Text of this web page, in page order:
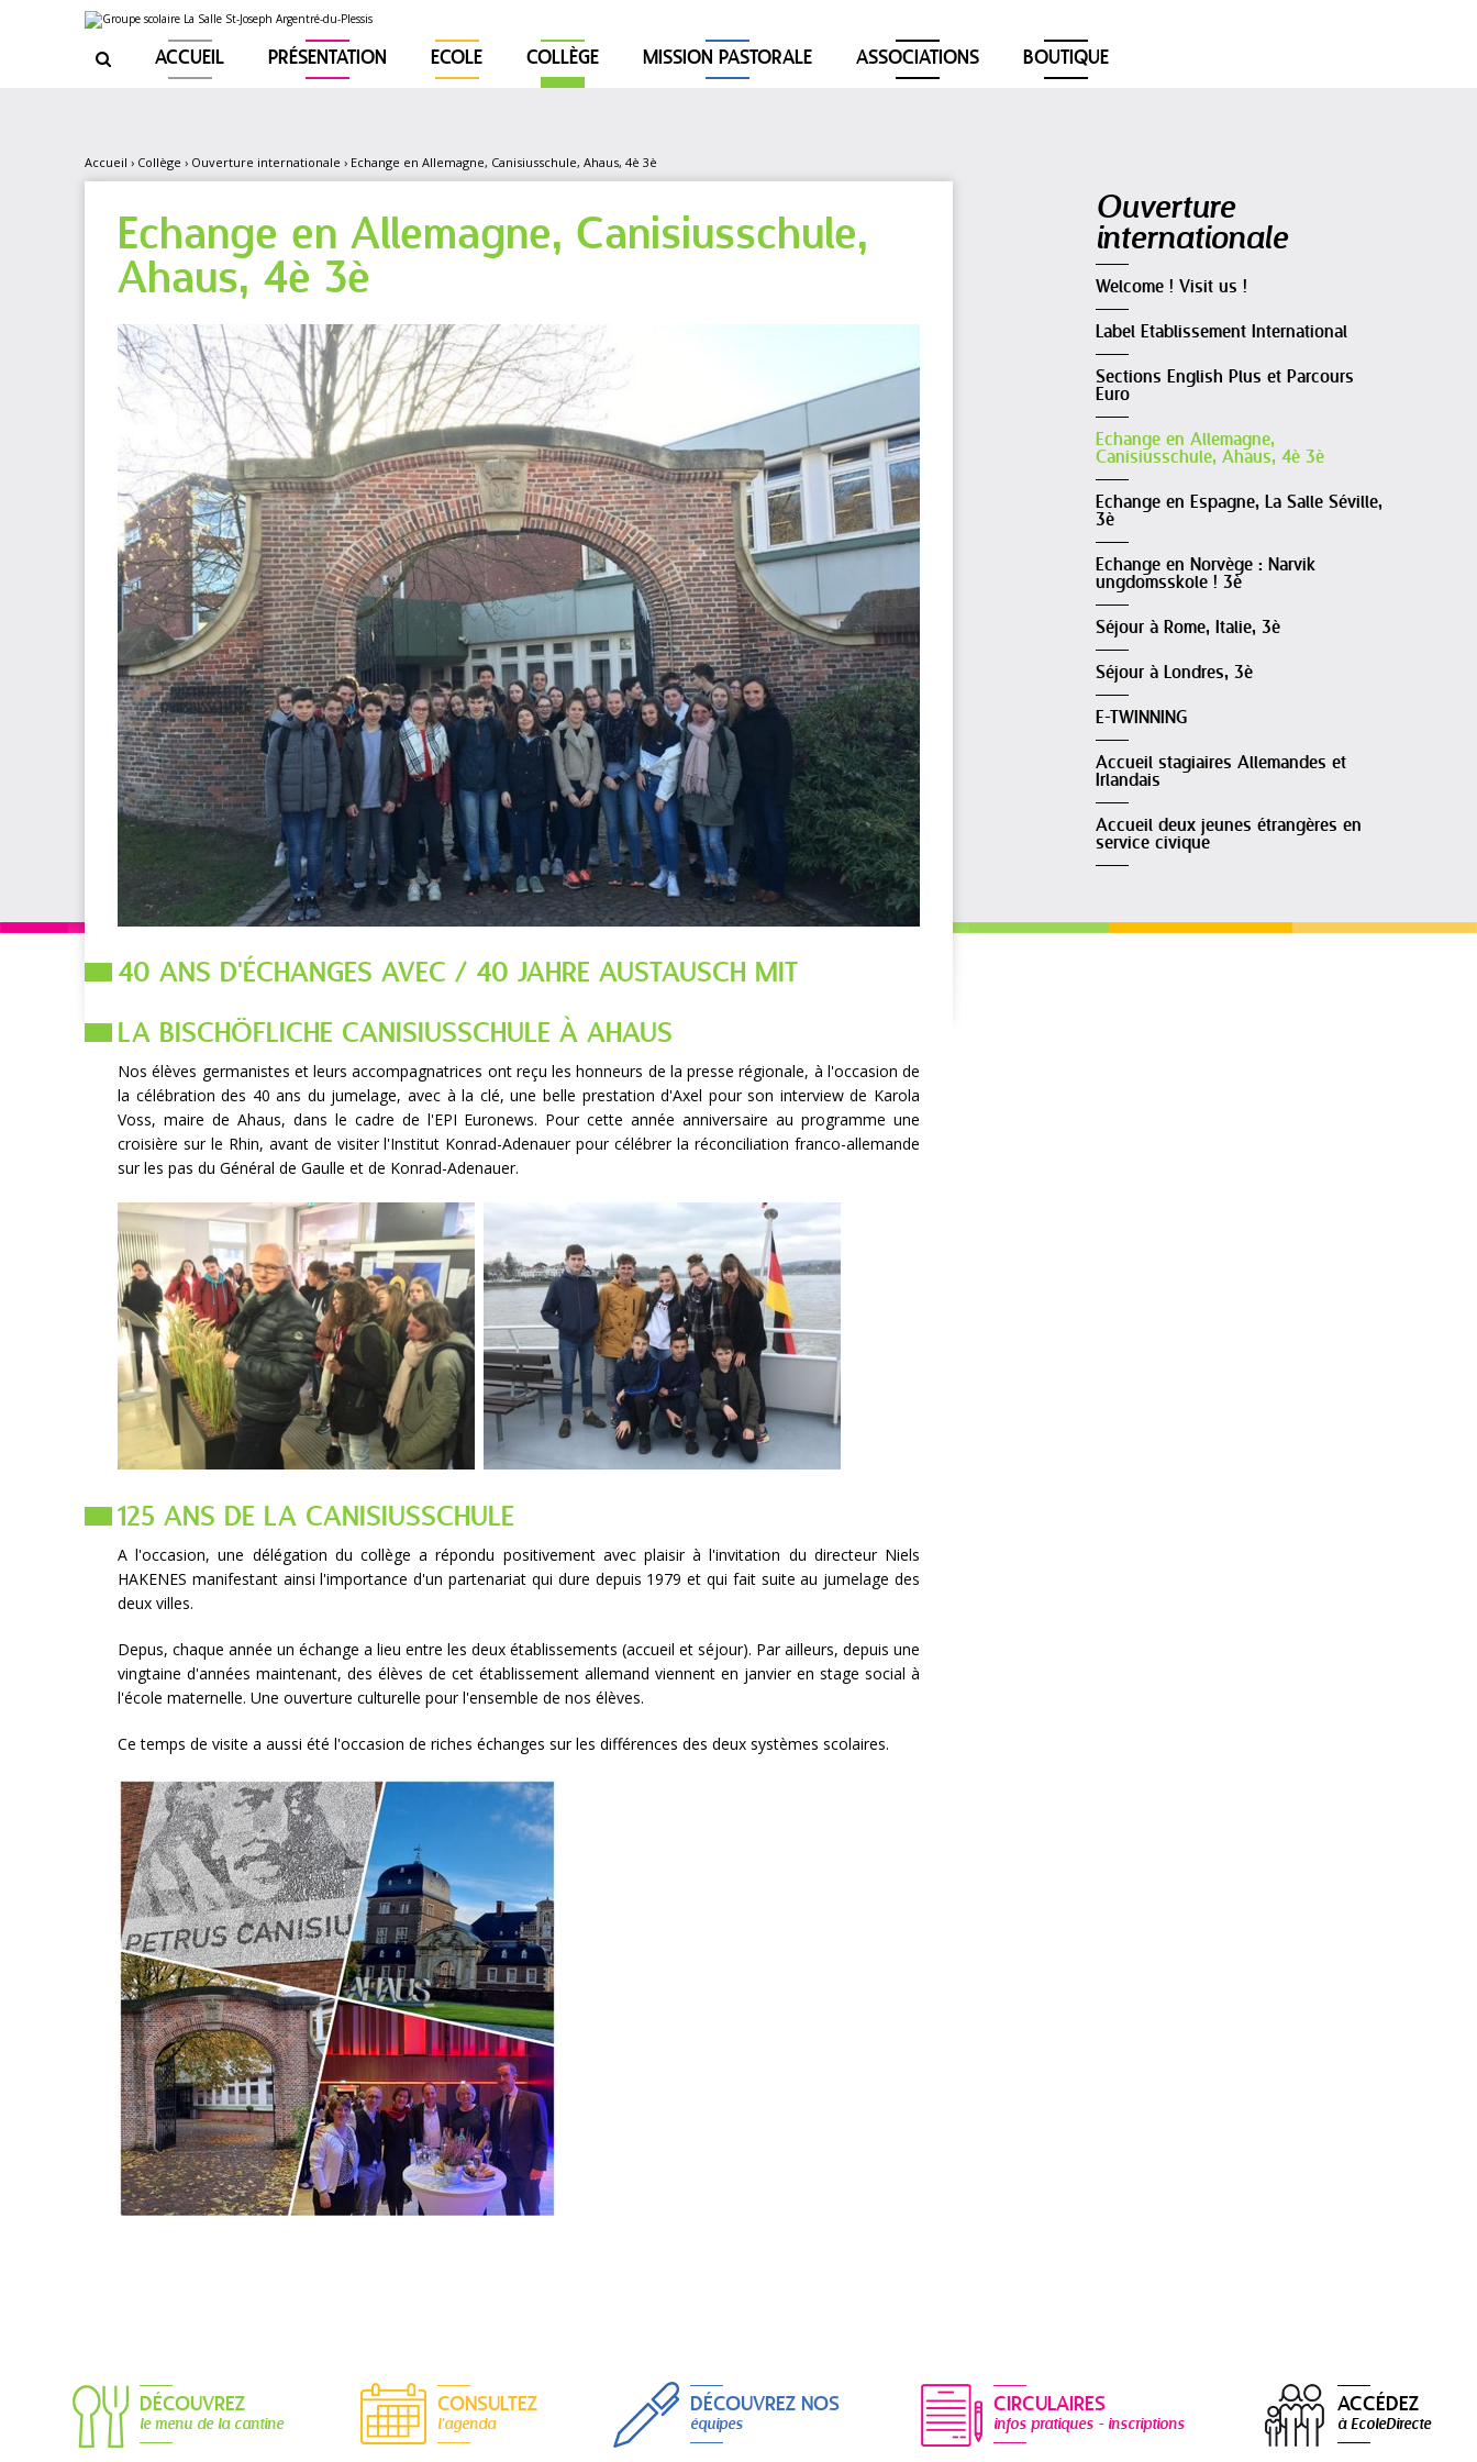
 ACCUEIL PRÉSENTATION ECOLE COLLÈGE MISSION PASTORALE ASSOCIATIONS BOUTIQUE
Accueil › Collège › Ouverture internationale › Echange en Allemagne, Canisiusschule, Ahaus, 4è 3è
Echange en Allemagne, Canisiusschule,
Ahaus, 4è 3è
40 ANS D'ÉCHANGES AVEC / 40 JAHRE AUSTAUSCH MIT
LA BISCHÖFLICHE CANISIUSSCHULE À AHAUS
Nos élèves germanistes et leurs accompagnatrices ont reçu les honneurs de la presse régionale, à l'occasion de
la célébration des 40 ans du jumelage, avec à la clé, une belle prestation d'Axel pour son interview de Karola
Voss, maire de Ahaus, dans le cadre de l'EPI Euronews. Pour cette année anniversaire au programme une
croisière sur le Rhin, avant de visiter l'Institut Konrad-Adenauer pour célébrer la réconciliation franco-allemande
sur les pas du Général de Gaulle et de Konrad-Adenauer.
125 ANS DE LA CANISIUSSCHULE
A l'occasion, une délégation du collège a répondu positivement avec plaisir à l'invitation du directeur Niels
HAKENES manifestant ainsi l'importance d'un partenariat qui dure depuis 1979 et qui fait suite au jumelage des
deux villes.
Depus, chaque année un échange a lieu entre les deux établissements (accueil et séjour). Par ailleurs, depuis une
vingtaine d'années maintenant, des élèves de cet établissement allemand viennent en janvier en stage social à
l'école maternelle. Une ouverture culturelle pour l'ensemble de nos élèves.
Ce temps de visite a aussi été l'occasion de riches échanges sur les différences des deux systèmes scolaires.
Ouverture
internationale
Welcome ! Visit us !
Label Etablissement International
Sections English Plus et Parcours
Euro
Echange en Allemagne,
Canisiusschule, Ahaus, 4è 3è
Echange en Espagne, La Salle Séville,
3è
Echange en Norvège : Narvik
ungdomsskole ! 3è
Séjour à Rome, Italie, 3è
Séjour à Londres, 3è
E-TWINNING
Accueil stagiaires Allemandes et
Irlandais
Accueil deux jeunes étrangères en
service civique
DÉCOUVREZ
le menu de la cantine
CONSULTEZ
l'agenda
DÉCOUVREZ NOS
équipes
CIRCULAIRES
infos pratiques - inscriptions
ACCÉDEZ
à EcoleDirecte